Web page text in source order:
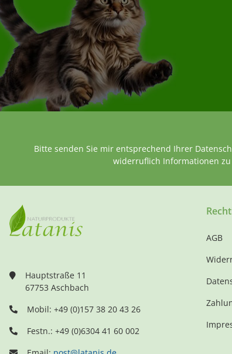
Bitte senden Sie mir entsprechend Ihrer
widerruflich Informationen
Hauptstraße 11
67753 Aschbach
Mobil: +49 (0)157 38 20 43 26
Festn.: +49 (0)6304 41 60 002
AGB